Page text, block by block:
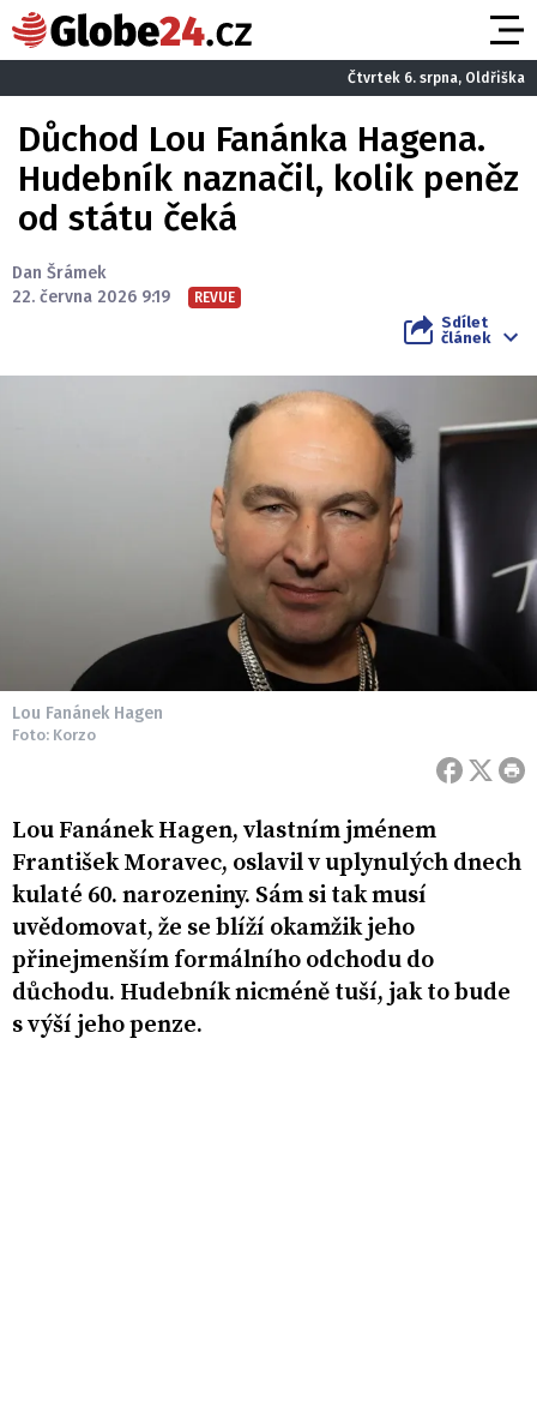
Čtvrtek 6. srpna, Oldřiška
Důchod Lou Fanánka Hagena.
Hudebník naznačil, kolik peněz
od státu čeká
Dan Šrámek
22. června 2026 9:19
REVUE
Sdílet
článek
Lou Fanánek Hagen
Foto: Korzo
Lou Fanánek Hagen, vlastním jménem
František Moravec, oslavil v uplynulých dnech
kulaté 60. narozeniny. Sám si tak musí
uvědomovat, že se blíží okamžik jeho
přinejmenším formálního odchodu do
důchodu. Hudebník nicméně tuší, jak to bude
s výší jeho penze.